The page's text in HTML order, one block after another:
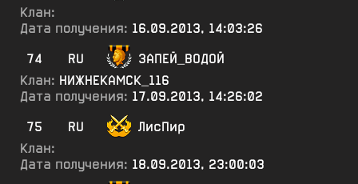
Клан:
Дата получения: 16.09.2013, 14:03:26
74
RU
ЗАПЕЙ_ВОДОЙ
Клан: НИЖНЕКАМСК_116
Дата получения: 17.09.2013, 14:26:02
75
RU
ЛисПир
Клан:
Дата получения: 18.09.2013, 23:00:03